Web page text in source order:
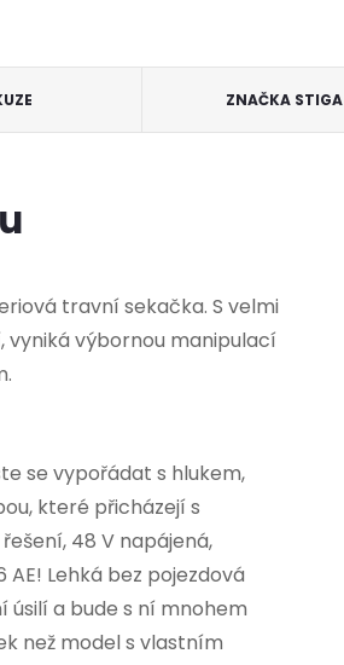
ZNAČKASTIGA
travní sekačka. S velmi
výbornou manipulací
se vypořádat s hlukem,
které přicházejí s
48 V napájená,
Lehká bez pojezdová
úsilí a bude s ní mnohem
než model s vlastním